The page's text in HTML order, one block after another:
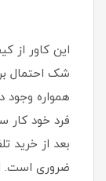
این کاور از
شک احتمال
همواره وجود
فرد خود کار
بعد از خرید
ضروری است‏.‏